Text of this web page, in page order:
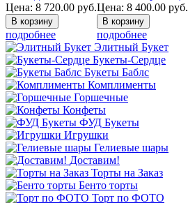
Цена: 8 720.00 руб.
подробнее
Цена: 8 400.00 руб.
подробнее
Элитный Букет
Букеты-Сердце
Букеты Баблс
Комплименты
Горшечные
Конфеты
ФУД Букеты
Игрушки
Гелиевые шары
Доставим!
Торты на Заказ
Бенто торты
Торт по ФОТО